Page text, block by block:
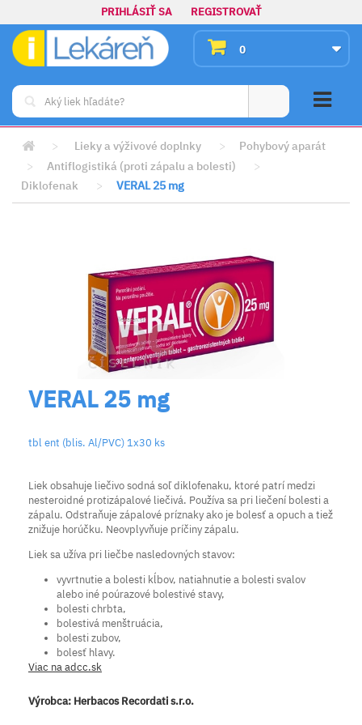
PRIHLÁSIŤ SA REGISTROVAŤ
0
> Lieky a výživové doplnky >
Pohybový aparát
>
Antiflogistiká (proti zápalu a bolesti)
>
Diklofenak
> VERAL 25 mg
VERAL 25 mg
tbl ent (blis. Al/PVC) 1x30 ks
Liek obsahuje liečivo sodná soľ diklofenaku, ktoré patrí medzi
nesteroidné protizápalové liečivá. Používa sa pri liečení bolesti a
zápalu. Odstraňuje zápalové príznaky ako je bolesť a opuch a tiež
znižuje horúčku. Neovplyvňuje príčiny zápalu.
Liek sa užíva pri liečbe nasledovných stavov:
vyvrtnutie a bolesti kĺbov, natiahnutie a bolesti svalov
alebo iné poúrazové bolestivé stavy,
bolesti chrbta,
bolestivá menštruácia,
bolesti zubov,
bolesť hlavy.
Viac na adcc.sk
Výrobca: Herbacos Recordati s.r.o.